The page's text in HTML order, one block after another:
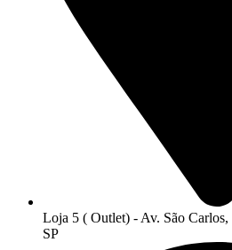
Loja 5 ( Outlet) - Av. São
SP